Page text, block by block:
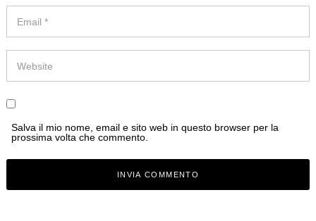
Salva il mio nome, email e sito web in questo browser per la
prossima volta che commento.